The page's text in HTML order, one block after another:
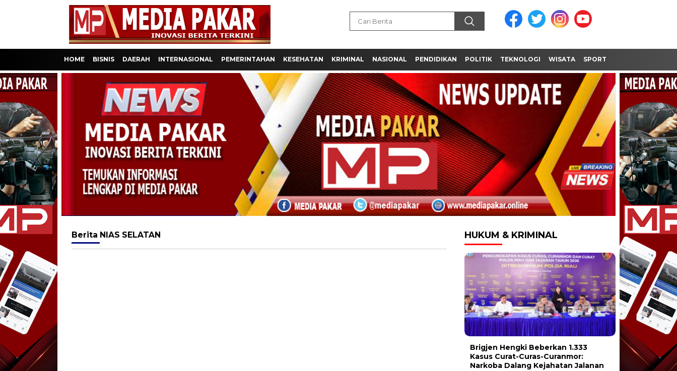
HOME BISNIS DAERAH INTERNASIONAL PEMERINTAHAN KESEHATAN KRIMINAL NASIONAL PENDIDIKAN POLITIK TEKNOLOGI WISATA SPORT
Berita NIAS SELATAN HUKUM & KRIMINAL
Brigjen Hengki Beberkan 1.333
Kasus Curat-Curas-Curanmor:
Narkoba Dalang Kejahatan Jalanan